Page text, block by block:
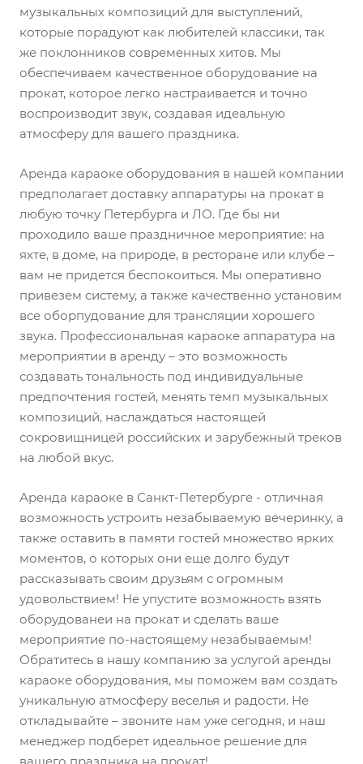
музыкальных композиций для выступлений,
которые порадуют как любителей классики, так
же поклонников современных хитов. Мы
обеспечиваем качественное оборудование на
прокат, которое легко настраивается и точно
воспроизводит звук, создавая идеальную
атмосферу для вашего праздника.
Аренда караоке оборудования в нашей компании
предполагает доставку аппаратуры на прокат в
любую точку Петербурга и ЛО. Где бы ни
проходило ваше праздничное мероприятие: на
яхте, в доме, на природе, в ресторане или клубе –
вам не придется беспокоиться. Мы оперативно
привезем систему, а также качественно установим
все оборпудование для трансляции хорошего
звука. Профессиональная караоке аппаратура на
мероприятии в аренду – это возможность
создавать тональность под индивидуальные
предпочтения гостей, менять темп музыкальных
композиций, наслаждаться настоящей
сокровищницей российских и зарубежный треков
на любой вкус.
Аренда караоке в Санкт-Петербурге - отличная
возможность устроить незабываемую вечеринку, а
также оставить в памяти гостей множество ярких
моментов, о которых они еще долго будут
рассказывать своим друзьям с огромным
удовольствием! Не упустите возможность взять
оборудованеи на прокат и сделать ваше
мероприятие по-настоящему незабываемым!
Обратитесь в нашу компанию за услугой аренды
караоке оборудования, мы поможем вам создать
уникальную атмосферу веселья и радости. Не
откладывайте – звоните нам уже сегодня, и наш
менеджер подберет идеальное решение для